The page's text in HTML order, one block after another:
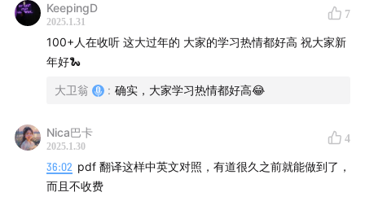
77:46 再加速下去，最先下岗的会是AI研究员和算法工程
说，百花齐放的应用和对日常生活的改造是可以期待的
欢迎加入我的 ，我正在好好运营那一片后花园。
欢迎大家关注我的生活方式播客节目《犬生活》，
- **技术黑箱化**：后训练阶段的技术细节（如RLHF流程、
多任务权重分配）已成为厂商的核心壁垒，公开研究极少，
这确实会导致后发者面临“摸黑过河”的困境。
---
### **3. 对技术路径评价的补充视角**
- **创新维度的多元性**
报道认为DeepSeek“未实现底层突破”，但需明确技术创新的
不同层次：
KeepingD
2025.1.31
7
100+人在收听 这大过年的 大家的学习热情都好高 祝大家新
年好🐍
大卫翁 : 确实，大家学习热情都好高😂
Nica巴卡
2025.1.30
4
36:02 pdf 翻译这样中英文对照，有道很久之前就能做到了，
而且不收费